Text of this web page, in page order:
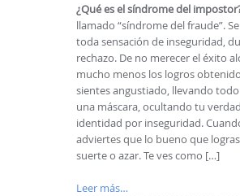
¿Qué es el síndrome del
llamado “síndrome del fraude”.
toda sensación de inseguridad,
rechazo. De no merecer el éxito
mucho menos los logros
sientes angustiado, llevando
una máscara, ocultando tu
identidad por inseguridad.
adviertes que lo bueno que
suerte o azar. Te ves como […]
Leer más…